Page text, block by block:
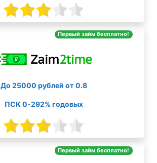
Первый займ бесплатно!
До 25000 рублей от 0.8
ПСК 0-292% годовых
Первый займ бесплатно!